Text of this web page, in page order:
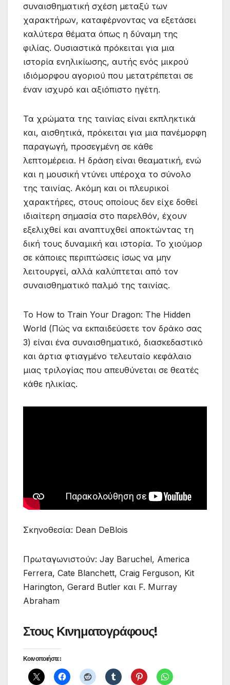
συναισθηματική σχέση μεταξύ των
χαρακτήρων, καταφέρνοντας να εξετάσει
καλύτερα θέματα όπως η δύναμη της
φιλίας. Ουσιαστικά πρόκειται για μια
ιστορία ενηλικίωσης, αυτής ενός μικρού
ιδιόμορφου αγοριού που μετατρέπεται σε
έναν ισχυρό και αξιόπιστο ηγέτη.
Τα χρώματα της ταινίας είναι εκπληκτικά
και, αισθητικά, πρόκειται για μια πανέμορφη
παραγωγή, προσεγμένη σε κάθε
λεπτομέρεια. Η δράση είναι θεαματική, ενώ
και η μουσική ντύνει υπέροχα το σύνολο
της ταινίας. Ακόμη και οι πλευρικοί
χαρακτήρες, στους οποίους δεν είχε δοθεί
ιδιαίτερη σημασία στο παρελθόν, έχουν
εξελιχθεί και αναπτυχθεί αποκτώντας τη
δική τους δυναμική και ιστορία. Το χιούμορ
σε κάποιες περιπτώσεις ίσως να μην
λειτουργεί, αλλά καλύπτεται από τον
συναισθηματικό παλμό της ταινίας.
Το How to Train Your Dragon: The Hidden
World (Πώς να εκπαιδεύσετε τον δράκο σας
3) είναι ένα συναισθηματικό, διασκεδαστικό
και άρτια φτιαγμένο τελευταίο κεφάλαιο
μιας τριλογίας που απευθύνεται σε θεατές
κάθε ηλικίας.
Σκηνοθεσία: Dean DeBlois
Πρωταγωνιστούν: Jay Baruchel, America
Ferrera, Cate Blanchett, Craig Ferguson, Kit
Harington, Gerard Butler και F. Murray
Abraham
Στους Κινηματογράφους!
Κοινοποιήστε: